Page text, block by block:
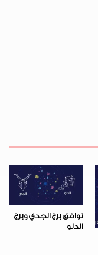
توافق برج الجدي وبرج
الدلو